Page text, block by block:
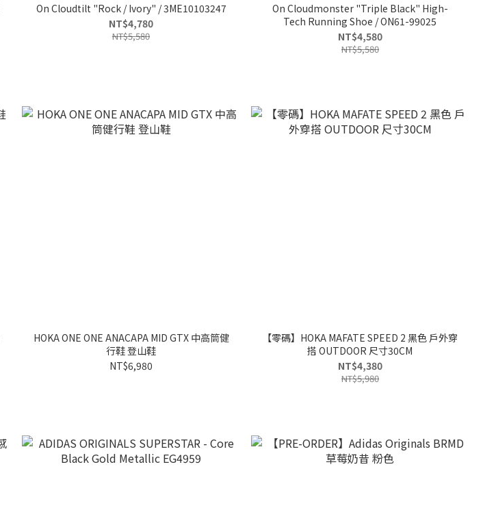
On Cloudtilt "Rock / Ivory" / 3ME10103247
NT$4,780
NT$5,580
On Cloudmonster "Triple Black" High-
Tech Running Shoe / ON61-99025
NT$4,580
NT$5,580
HOKA ONE ONE ANACAPA MID GTX 中高筒健
行鞋 登山鞋
NT$6,980
【零碼】HOKA MAFATE SPEED 2 黑色 戶外穿
搭 OUTDOOR 尺寸30CM
NT$4,380
NT$5,980